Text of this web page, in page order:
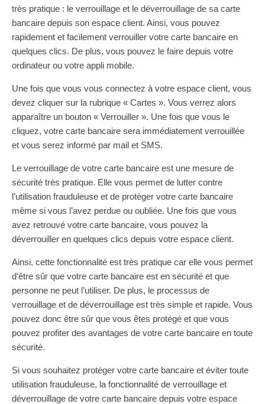
très pratique : le verrouillage et le déverrouillage de sa carte
bancaire depuis son espace client. Ainsi, vous pouvez
rapidement et facilement verrouiller votre carte bancaire en
quelques clics. De plus, vous pouvez le faire depuis votre
ordinateur ou votre appli mobile.
Une fois que vous vous connectez à votre espace client, vous
devez cliquer sur la rubrique « Cartes ». Vous verrez alors
apparaître un bouton « Verrouiller ». Une fois que vous le
cliquez, votre carte bancaire sera immédiatement verrouillée
et vous serez informé par mail et SMS.
Le verrouillage de votre carte bancaire est une mesure de
sécurité très pratique. Elle vous permet de lutter contre
l’utilisation frauduleuse et de protéger votre carte bancaire
même si vous l’avez perdue ou oubliée. Une fois que vous
avez retrouvé votre carte bancaire, vous pouvez la
déverrouiller en quelques clics depuis votre espace client.
Ainsi, cette fonctionnalité est très pratique car elle vous permet
d’être sûr que votre carte bancaire est en sécurité et que
personne ne peut l’utiliser. De plus, le processus de
verrouillage et de déverrouillage est très simple et rapide. Vous
pouvez donc être sûr que vous êtes protégé et que vous
pouvez profiter des avantages de votre carte bancaire en toute
sécurité.
Si vous souhaitez protéger votre carte bancaire et éviter toute
utilisation frauduleuse, la fonctionnalité de verrouillage et
déverrouillage de votre carte bancaire depuis votre espace